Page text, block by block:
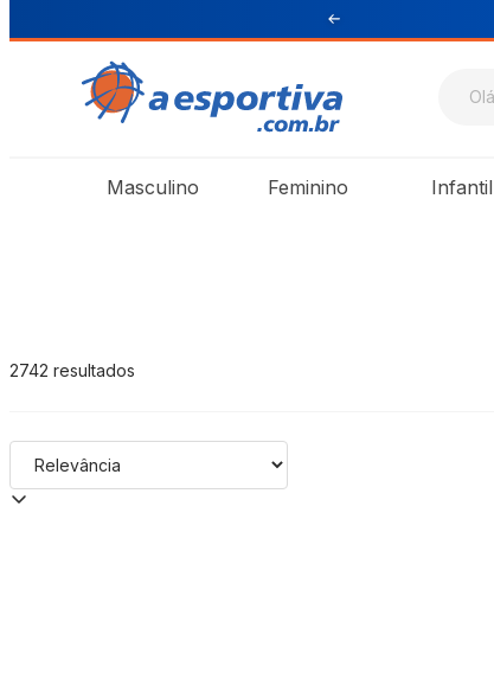
Masculino Feminino Infantil
2742 resultados